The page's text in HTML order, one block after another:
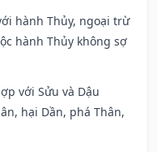
hành Thủy, ngoại trừ
hành Thủy không sợ
với Sửu và Dậu
hại Dần, phá Thân,